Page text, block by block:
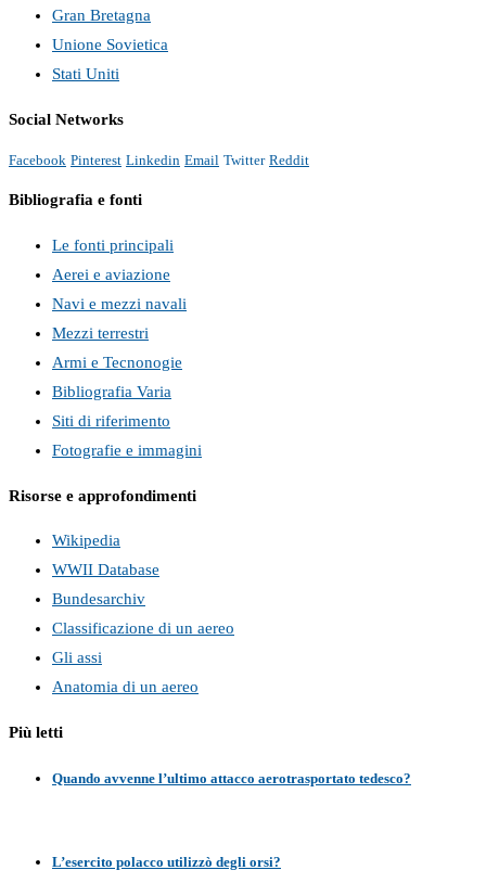
Gran Bretagna
Unione Sovietica
Stati Uniti
Social Networks
Facebook Pinterest Linkedin Email Twitter Reddit
Bibliografia e fonti
Le fonti principali
Aerei e aviazione
Navi e mezzi navali
Mezzi terrestri
Armi e Tecnonogie
Bibliografia Varia
Siti di riferimento
Fotografie e immagini
Risorse e approfondimenti
Wikipedia
WWII Database
Bundesarchiv
Classificazione di un aereo
Gli assi
Anatomia di un aereo
Più letti
Quando avvenne l’ultimo attacco aerotrasportato tedesco?
L’esercito polacco utilizzò degli orsi?